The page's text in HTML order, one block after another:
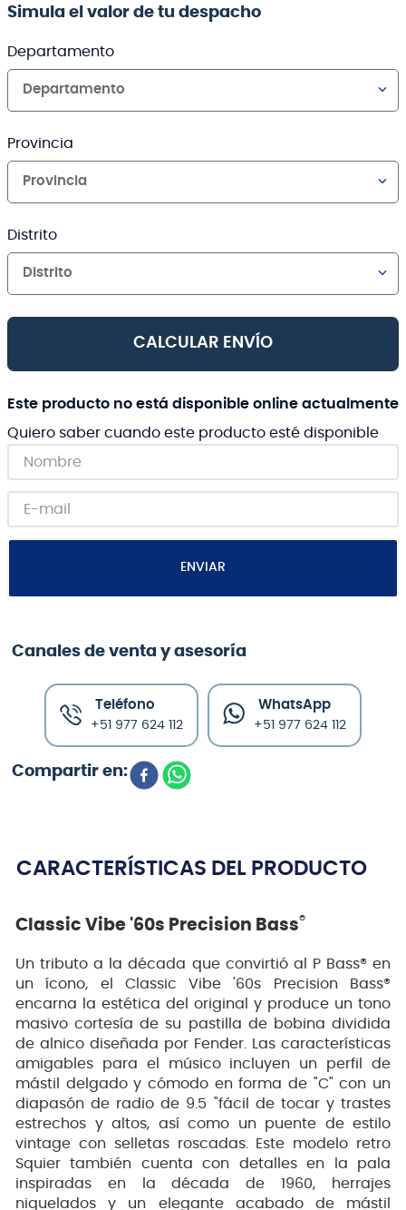
Simula el valor de tu despacho
Departamento
Departamento
Provincia
Provincia
Distrito
Distrito
CALCULAR ENVÍO
Este producto no está disponible online actualmente
Quiero saber cuando este producto esté disponible
ENVIAR
Canales de venta y asesoría
Teléfono
+51 977 624 112
WhatsApp
+51 977 624 112
CARACTERÍSTICAS DEL PRODUCTO
Classic Vibe '60s Precision Bass®
Un tributo a la década que convirtió al P Bass® en
un ícono, el Classic Vibe '60s Precision Bass®
encarna la estética del original y produce un tono
masivo cortesía de su pastilla de bobina dividida
de alnico diseñada por Fender. Las características
amigables para el músico incluyen un perfil de
mástil delgado y cómodo en forma de "C" con un
diapasón de radio de 9.5 "fácil de tocar y trastes
estrechos y altos, así como un puente de estilo
vintage con selletas roscadas. Este modelo retro
Squier también cuenta con detalles en la pala
inspiradas en la década de 1960, herrajes
niquelados y un elegante acabado de mástil